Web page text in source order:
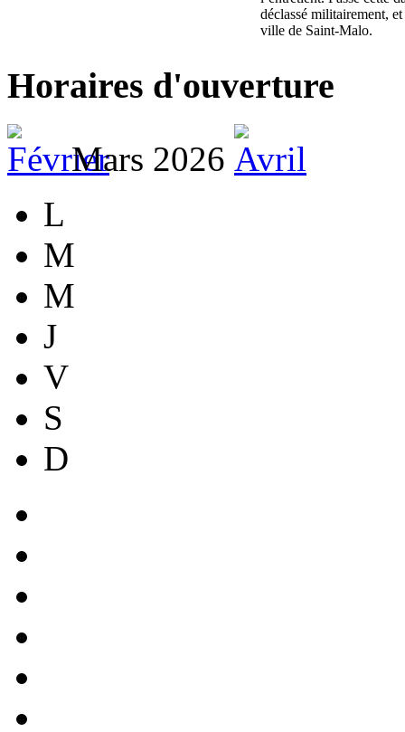
déclassé militairement,
ville de Saint-Malo.
Horaires d'ouverture
Mars 2026
L
M
M
J
V
S
D